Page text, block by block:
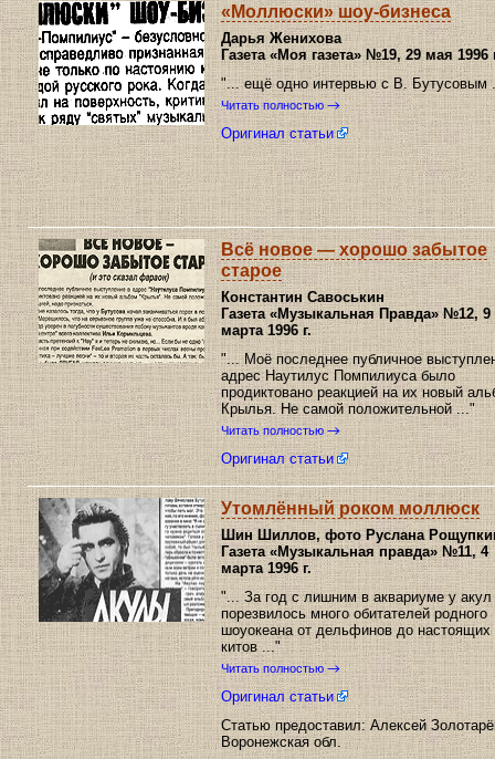
«Моллюски» шоу-бизнеса
Дарья Женихова
Газета «Моя газета»№19, 29 мая 1996
"... ещё одно интервью с В. Бутусовым
Читать полностью
Оригинал статьи
Всё новое — хорошо забытое
старое
Константин Савоськин
Газета «Музыкальная Правда»№12, 9
марта 1996 г.
"... Моё последнее публичное
адрес Наутилус Помпилиуса было
продиктовано реакцией на их новый
Крылья. Не самой положительной ..."
Читать полностью
Оригинал статьи
Утомлённый роком моллюск
Шин Шиллов, фото Руслана
Газета «Музыкальная правда» №11, 4
марта 1996 г.
"... За год с лишним в аквариуме у акул
порезвилось много обитателей родного
шоуокеана от дельфинов до настоящих
китов ..."
Читать полностью
Оригинал статьи
Статью предоставил: Алексей
Воронежская обл.